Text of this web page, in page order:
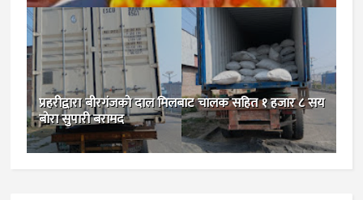
प्रहरीद्वारा बीरगंजकाे दाल मिलबाट चालक सहित १ हजार ८ सय
बाेरा सुपारी बरामद